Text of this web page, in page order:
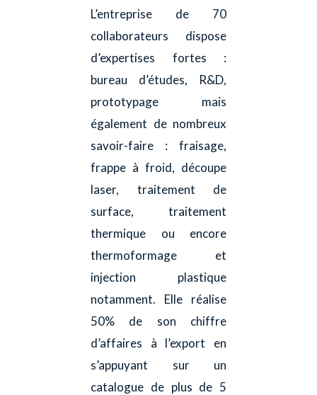
L’entreprise de 70
collaborateurs dispose
d’expertises fortes :
bureau d’études, R&D,
prototypage mais
également de nombreux
savoir-faire : fraisage,
frappe à froid, découpe
laser, traitement de
surface, traitement
thermique ou encore
thermoformage et
injection plastique
notamment. Elle réalise
50% de son chiffre
d’affaires à l’export en
s’appuyant sur un
catalogue de plus de 5